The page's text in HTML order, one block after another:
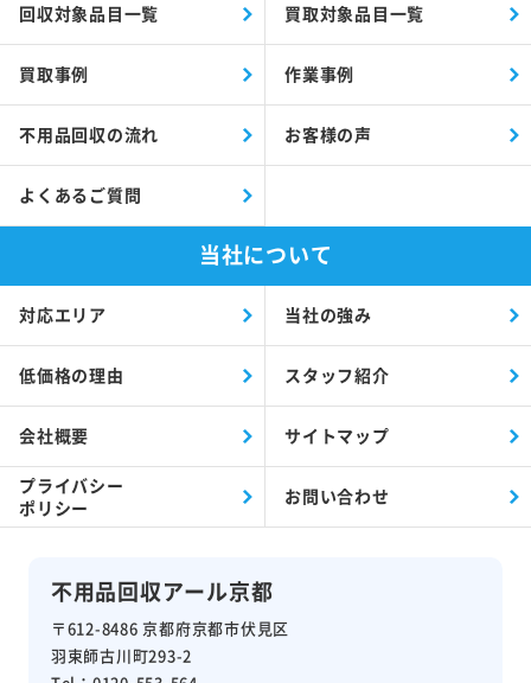
不用品回収アール京都
〒612-8486 京都府京都市伏見区
羽束師古川町293-2
回収対象品目一覧 買取対象品目一覧
買取事例 作業事例
不用品回収の流れ お客様の声
よくあるご質問
当社について
対応エリア 当社の強み
低価格の理由 スタッフ紹介
会社概要 サイトマップ
プライバシー
ポリシー
お問い合わせ